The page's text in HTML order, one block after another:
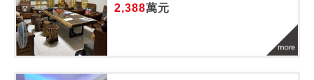
2,388萬元